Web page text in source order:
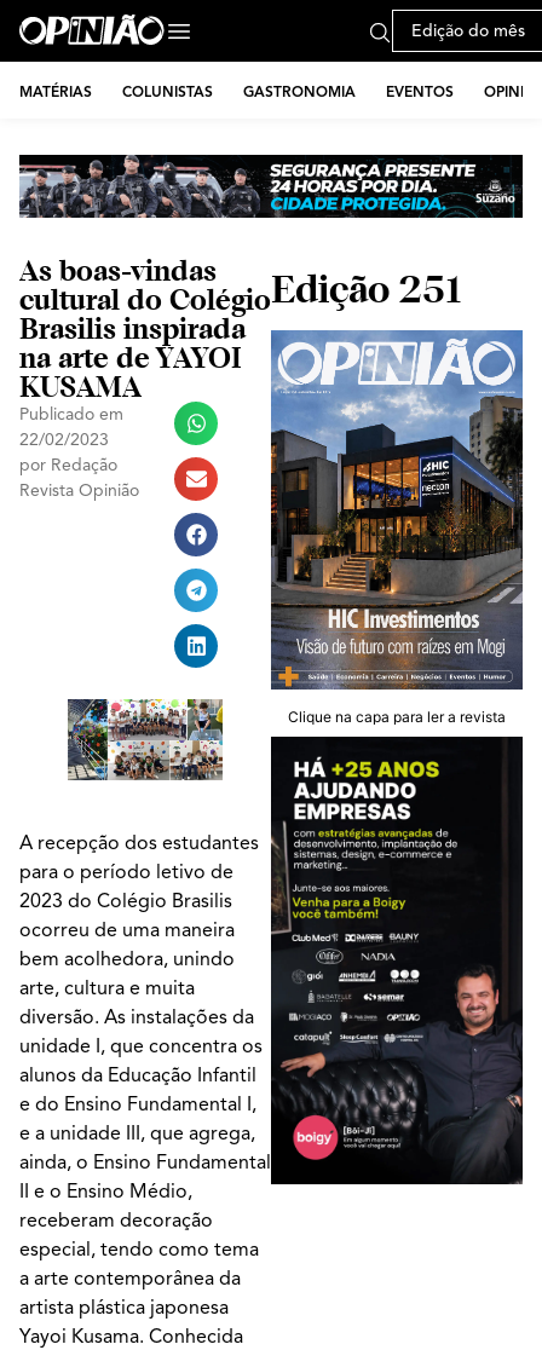
Edição do mês
MATÉRIAS COLUNISTAS GASTRONOMIA EVENTOS
As boas-vindas
cultural do Colégio
Brasilis inspirada
na arte de YAYOI
KUSAMA
Publicado em
22/02/2023
por Redação
Revista Opinião
A recepção dos estudantes
para o período letivo de
2023 do Colégio Brasilis
ocorreu de uma maneira
bem acolhedora, unindo
arte, cultura e muita
diversão. As instalações da
unidade I, que concentra os
alunos da Educação Infantil
e do Ensino Fundamental I,
e a unidade III, que agrega,
ainda, o Ensino Fundamental
II e o Ensino Médio,
receberam decoração
especial, tendo como tema
a arte contemporânea da
artista plástica japonesa
Yayoi Kusama. Conhecida
Edição 251
Clique na capa para ler a revista